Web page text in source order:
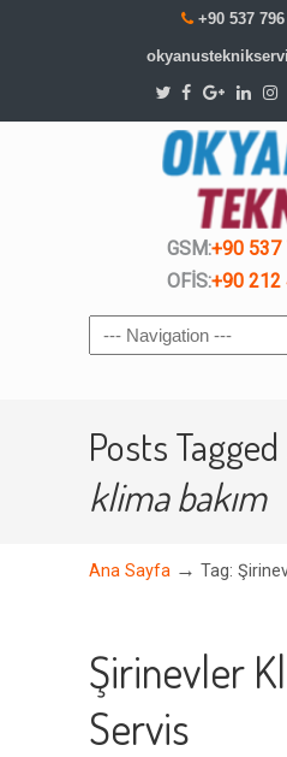
+90 537
GSM:+90 537
OFİS:+90 212
Navigation
Posts Tagged
klima bakım
Ana Sayfa → Tag:
Şirinevler
Servis